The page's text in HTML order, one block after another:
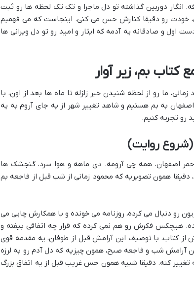
انگار دوربین گذاشته تو دل ماجرا و تک تک لحظه ها رو ثبت
خودت رو دقیقا کنارش حس می کنی. اینجاست که می فهمیم
اول و صادقانه یه آدمه که ایثار و امید رو تو دل ویرانی ها
بم، زیر آوار
ما رو از لحظه شنیدن خبر زلزله تا ماه ها بعد از اون، با
به بم هستیم و شاهد تغییر شهر از یه جای آروم به یه
رو تجربه کنیم.
روایت)
اصفهان، همه چی آرومه. دی ماهه و هوا سرد، گنجشک ها
دقیقا همون تصویریه که محمود زمانی از شب قبل از فاجعه بم
رو دنبال می کرده، روزنامه می خونده و با همکارش چایی می
هیچکس فکرش رو هم نمی کرده که قرار چه اتفاقی بیفته و
از کتاب، با توصیف این آرامش قبل از طوفان، یه مقدمه قوی
آرامش شب و فاجعه صبح، همون چیزیه که دل آدم رو به لرزه
تغییر کنه. دقیقا شبیه همون حس غریب قبل از یه اتفاق بزرگ